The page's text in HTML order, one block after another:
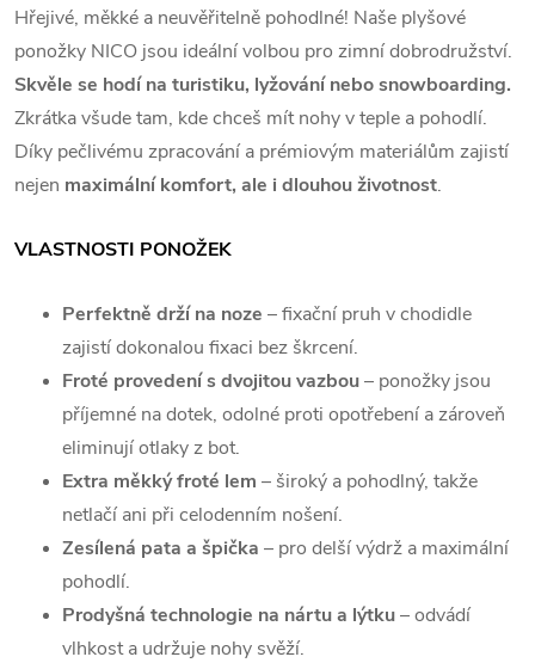
Hřejivé, měkké a neuvěřitelně pohodlné! Naše plyšové
ponožky NICO jsou ideální volbou pro zimní dobrodružství.
Skvěle se hodí na turistiku, lyžování nebo snowboarding.
Zkrátka všude tam, kde chceš mít nohy v teple a pohodlí.
Díky pečlivému zpracování a prémiovým materiálům zajistí
nejen maximální komfort, ale i dlouhou životnost.
VLASTNOSTI PONOŽEK
Perfektně drží na noze – fixační pruh v chodidle
zajistí dokonalou fixaci bez škrcení.
Froté provedení s dvojitou vazbou– ponožky jsou
příjemné na dotek, odolné proti opotřebení a zároveň
eliminují otlaky z bot.
Extra měkký froté lem – široký a pohodlný, takže
netlačí ani při celodenním nošení.
Zesílená pata a špička – pro delší výdrž a maximální
pohodlí.
Prodyšná technologie na nártu a lýtku– odvádí
vlhkost a udržuje nohy svěží.